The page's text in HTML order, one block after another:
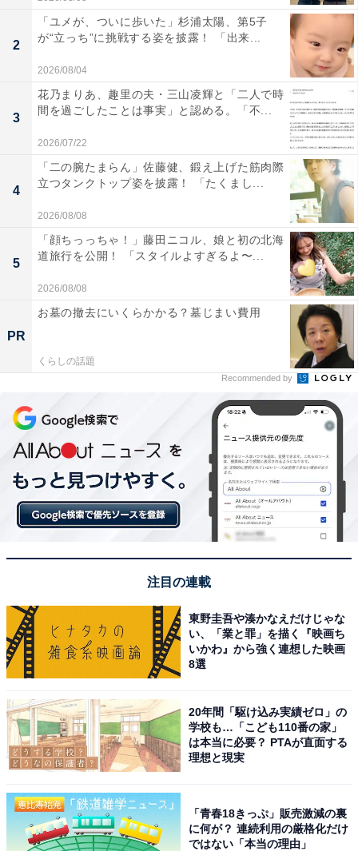
2
「ユメが、ついに歩いた」杉浦太陽、第5子
が“立っち”に挑戦する姿を披露！ 「出来...
2026/08/04
3
花乃まりあ、趣里の夫・三山凌輝と「二人で時
間を過ごしたことは事実」と認める。「不...
2026/07/22
4
「二の腕たまらん」佐藤健、鍛え上げた筋肉際
立つタンクトップ姿を披露！ 「たくまし...
2026/08/08
5
「顔ちっっちゃ！」藤田ニコル、娘と初の北海
道旅行を公開！ 「スタイルよすぎるよ〜...
2026/08/08
PR
お墓の撤去にいくらかかる？墓じまい費用
くらしの話題
Recommended by
注目の連載
東野圭吾や湊かなえだけじゃな
い、「業と罪」を描く『映画ち
いかわ』から強く連想した映画
8選
20年間「駆け込み実績ゼロ」の
学校も…「こども110番の家」
は本当に必要？ PTAが直面する
理想と現実
「青春18きっぷ」販売激減の裏
に何が？ 連続利用の厳格化だけ
ではない「本当の理由」